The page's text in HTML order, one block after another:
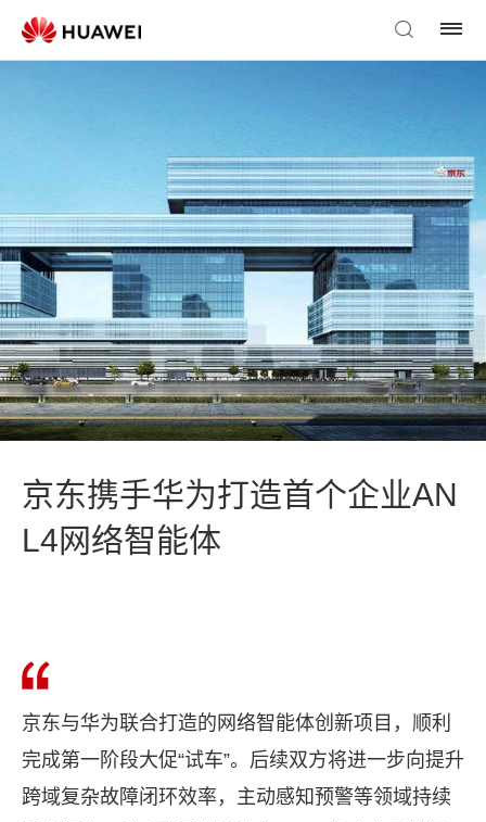
京东携手华为打造首个企业AN
L4网络智能体
京东与华为联合打造的网络智能体创新项目，顺利
完成第一阶段大促“试车”。后续双方将进一步向提升
跨域复杂故障闭环效率，主动感知预警等领域持续